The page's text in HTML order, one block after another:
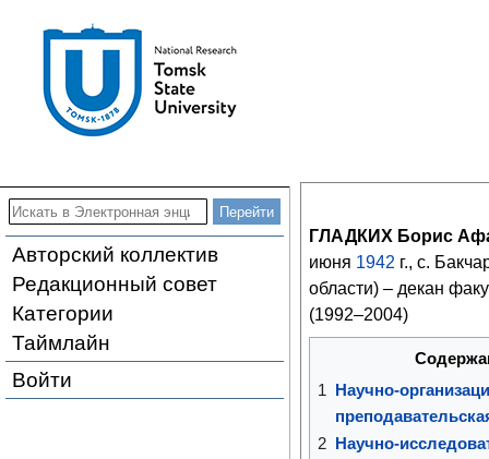
Авторский коллектив
Редакционный совет
Категории
Таймлайн
Войти
ГЛАДКИХ Борис
июня 1942 г., с.
области) – декан
(1992–2004)
1 Научно-
2
Научно-